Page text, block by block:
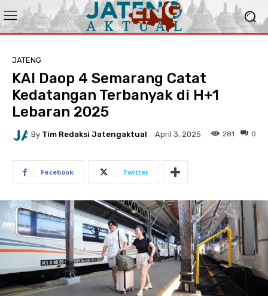
JATENG
KAI Daop 4 Semarang Catat
Kedatangan Terbanyak di H+1
Lebaran 2025
By Tim Redaksi Jatengaktual April 3, 2025 0
281
Facebook Twitter